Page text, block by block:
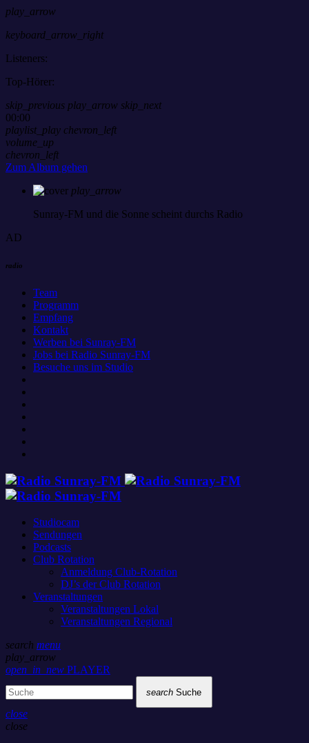
play_arrow
keyboard_arrow_right
Listeners:
Top-Hörer:
skip_previous play_arrow skip_next
00:00
playlist_play chevron_left
volume_up
chevron_left
Zum Album gehen
play_arrow
Sunray-FM und die Sonne scheint durchs Radio
AD
radio
Team
Programm
Empfang
Kontakt
Werben bei Sunray-FM
Jobs bei Radio Sunray-FM
Besuche uns im Studio
Studiocam
Sendungen
Podcasts
Club Rotation
Anmeldung Club-Rotation
DJ’s der Club Rotation
Veranstaltungen
Veranstaltungen Lokal
Veranstaltungen Regional
search menu
play_arrow
open_in_new PLAYER
search Suche
close
close